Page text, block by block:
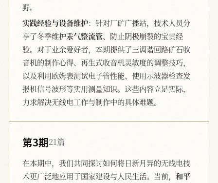
野。
实践经验与设备维护：针对厂矿广播站，技术人员分
享了冬季维护汞气整流管、防止阴极崩裂的宝贵经
验。对于业余爱好者，本期提供了三调谐回路矿石收
音机的制作心得、再生式收音机灵敏度的调整技巧，
以及利用欧姆表测试电子管性能、使用示波器检查发
报机信号波形等实用测量知识。这些内容立足实际，
力求解决无线电工作与制作中的具体难题。
第3期21篇
在本期中，我们共同探讨如何将日新月异的无线电技
术更广泛地应用于国家建设与人民生活。当前， 和平